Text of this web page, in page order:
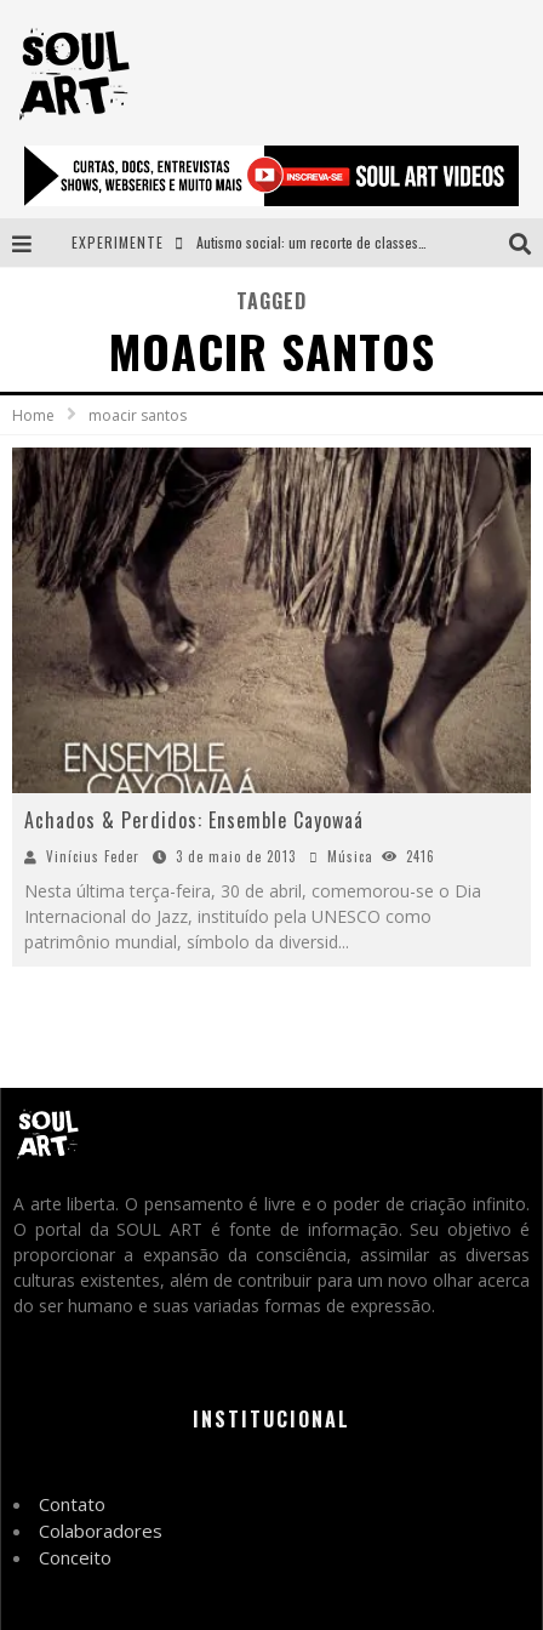
EXPERIMENTE
A subida da rampa é diferente!
Faça o bem! Mas, sem olhar a quem!?
Novo single de Arnaldo Tifu, “De Testa” explora brasilidade em sons, cores e símbolos
TAGGED
MOACIR SANTOS
Home moacir santos
Achados & Perdidos: Ensemble Cayowaá
Vinícius Feder 3 de maio de 2013 Música 2416
Nesta última terça-feira, 30 de abril, comemorou-se o Dia
Internacional do Jazz, instituído pela UNESCO como
patrimônio mundial, símbolo da diversid...
A arte liberta. O pensamento é livre e o poder de criação infinito.
O portal da SOUL ART é fonte de informação. Seu objetivo é
proporcionar a expansão da consciência, assimilar as diversas
culturas existentes, além de contribuir para um novo olhar acerca
do ser humano e suas variadas formas de expressão.
INSTITUCIONAL
Contato
Colaboradores
Conceito